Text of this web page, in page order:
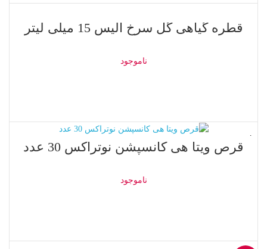
قطره گیاهی گل سرخ الیس 15 میلی لیتر
ناموجود
ناموجود
قرص ویتا هی کانسپشن نوتراکس 30 عدد
ناموجود